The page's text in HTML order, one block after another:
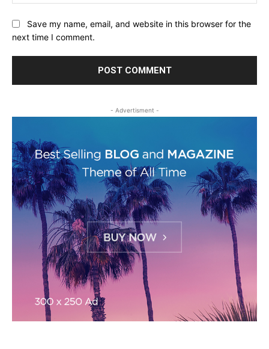
Save my name, email, and website in this browser for the
next time I comment.
- Advertisment -